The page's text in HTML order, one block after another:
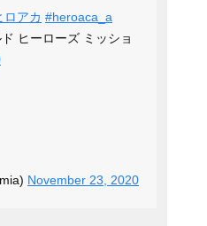
ロアカ #heroaca_a
ヒーローズ ミッショ
November 23, 2020